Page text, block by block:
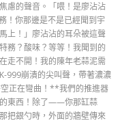
慮的聲音。「喂！是廖沾沾
！你那邊是不是已經聞到宇
上！」廖沾沾的耳朵被這聲
務？酸味？等等！我聞到的
走不開！我的陳年老蒜泥需
999崩潰的尖叫聲，帶著濃濃
正在彎曲！**我們的推進器
的東西！除了——你那缸蒜
把銀勺時，外面的牆壁傳來